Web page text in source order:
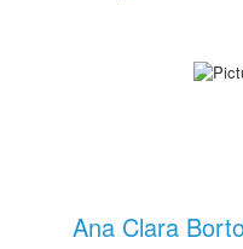
Ana Clara